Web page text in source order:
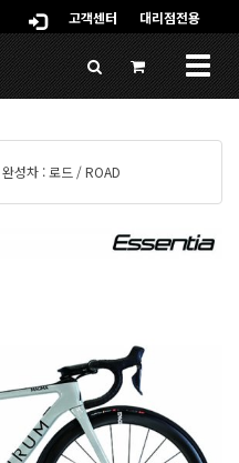
고객센터 대리점전용
완성차 : 로드 / ROAD